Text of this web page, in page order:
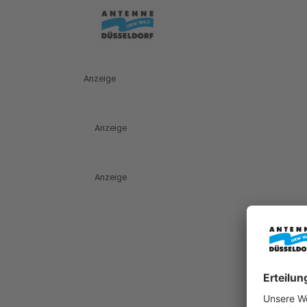
Anzeige
Anzeige
Anzeige